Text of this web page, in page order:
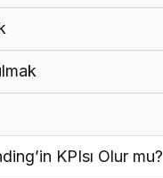
KPIsı Olur mu?